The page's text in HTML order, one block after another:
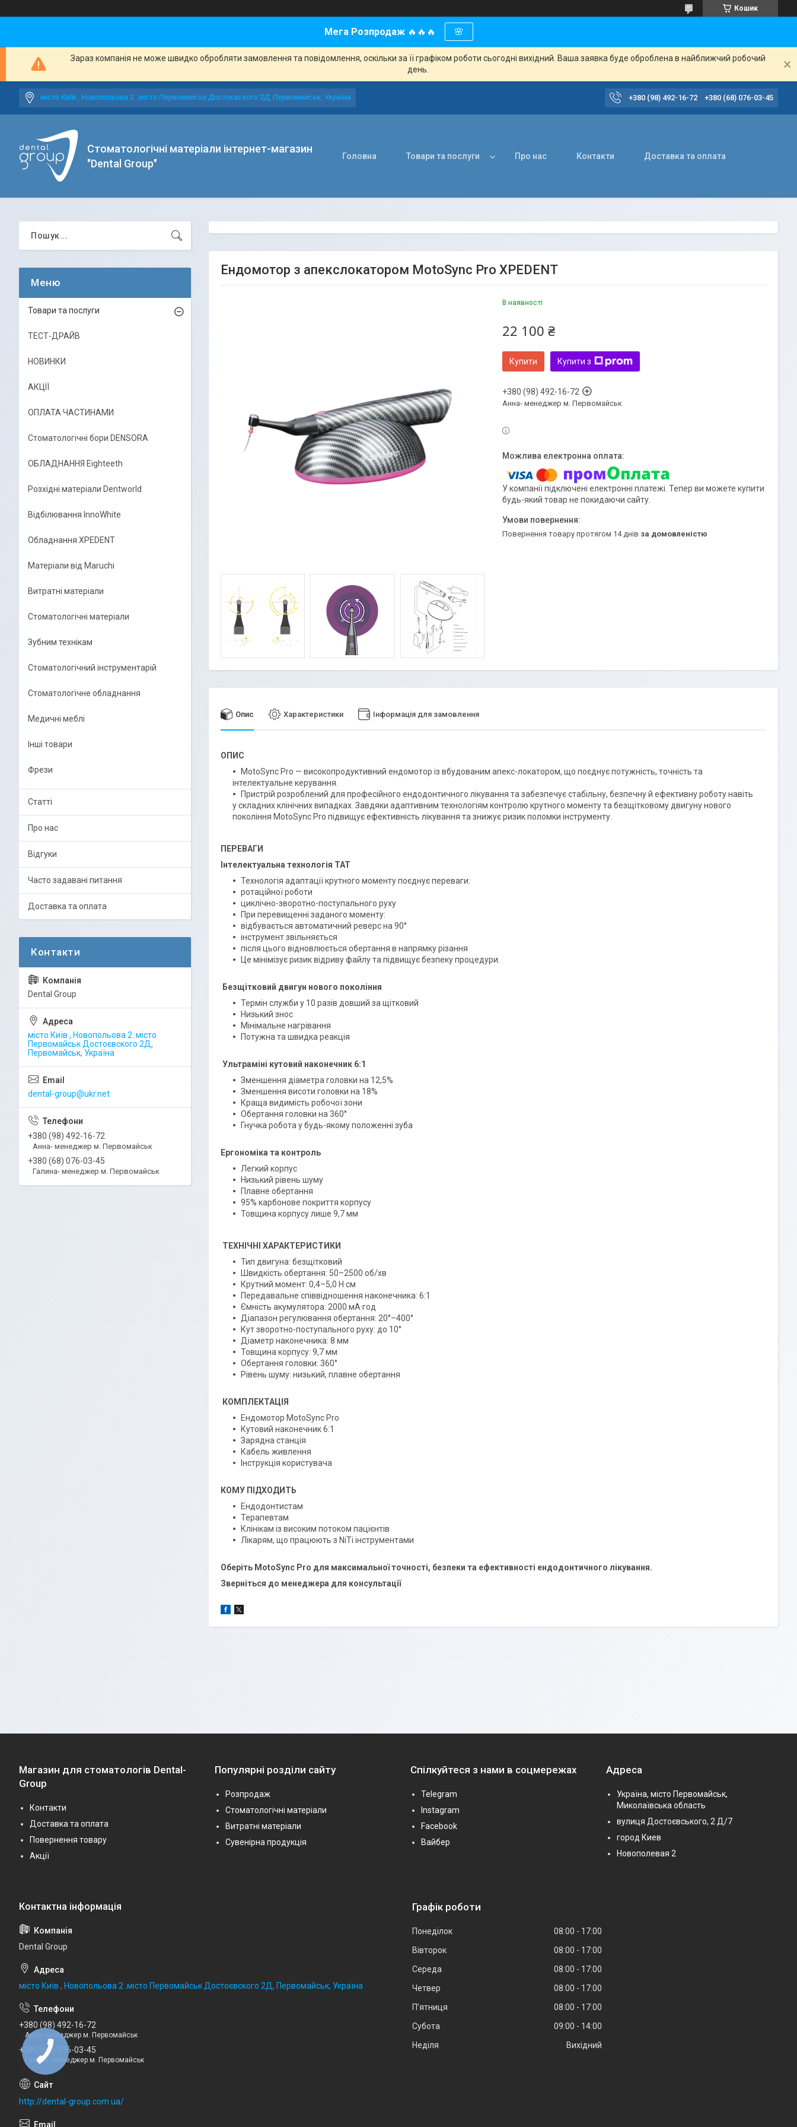
Кошик
Мега Розпродаж 🔥🔥🔥 🌸
Зараз компанія не може швидко обробляти замовлення та повідомлення, оскільки за її графіком роботи сьогодні вихідний. Ваша заявка буде оброблена в найближчий робочий
день.
місто Київ , Новопольова 2 .місто Первомайськ Достоєвского 2Д, Первомайськ, Україна +380 (98) 492-16-72 +380 (68) 076-03-45
Стоматологічні матеріали інтернет-магазин
"Dental Group"
Головна Товари та послуги Про нас Контакти Доставка та оплата
Ендомотор з апекслокатором MotoSync Pro XPEDENT
В наявності
22 100 ₴
Купити Купити з
+380 (98) 492-16-72
Анна- менеджер м. Первомайськ
У компанії підключені електронні платежі. Тепер ви можете купити
будь-який товар не покидаючи сайту.
повернення товару протягом 14 днів за домовленістю
Опис Характеристики Інформація для замовлення
ОПИС
MotoSync Pro — високопродуктивний ендомотор із вбудованим апекс-локатором, що поєднує потужність, точність та
інтелектуальне керування.
Пристрій розроблений для професійного ендодонтичного лікування та забезпечує стабільну, безпечну й ефективну роботу навіть
у складних клінічних випадках. Завдяки адаптивним технологіям контролю крутного моменту та безщітковому двигуну нового
покоління MotoSync Pro підвищує ефективність лікування та знижує ризик поломки інструменту.
ПЕРЕВАГИ
Інтелектуальна технологія TAT
Технологія адаптації крутного моменту поєднує переваги:
ротаційної роботи
циклічно-зворотно-поступального руху
При перевищенні заданого моменту:
відбувається автоматичний реверс на 90°
інструмент звільняється
після цього відновлюється обертання в напрямку різання
Це мінімізує ризик відриву файлу та підвищує безпеку процедури.
Безщітковий двигун нового покоління
Термін служби у 10 разів довший за щітковий
Низький знос
Мінімальне нагрівання
Потужна та швидка реакція
Ультраміні кутовий наконечник 6:1
Зменшення діаметра головки на 12,5%
Зменшення висоти головки на 18%
Краща видимість робочої зони
Обертання головки на 360°
Гнучка робота у будь-якому положенні зуба
Ергономіка та контроль
Легкий корпус
Низький рівень шуму
Плавне обертання
95% карбонове покриття корпусу
Товщина корпусу лише 9,7 мм
ТЕХНІЧНІ ХАРАКТЕРИСТИКИ
Тип двигуна: безщітковий
Швидкість обертання: 50–2500 об/хв
Крутний момент: 0,4–5,0 Н·см
Передавальне співвідношення наконечника: 6:1
Ємність акумулятора: 2000 мА·год
Діапазон регулювання обертання: 20°–400°
Кут зворотно-поступального руху: до 10°
Діаметр наконечника: 8 мм
Товщина корпусу: 9,7 мм
Обертання головки: 360°
Рівень шуму: низький, плавне обертання
КОМПЛЕКТАЦІЯ
Ендомотор MotoSync Pro
Кутовий наконечник 6:1
Зарядна станція
Кабель живлення
Інструкція користувача
КОМУ ПІДХОДИТЬ
Ендодонтистам
Терапевтам
Клінікам із високим потоком пацієнтів
Лікарям, що працюють з NiTi інструментами
Оберіть MotoSync Pro для максимальної точності, безпеки та ефективності ендодонтичного лікування.
Зверніться до менеджера для консультації
Товари та послуги
ТЕСТ-ДРАЙВ
НОВИНКИ
АКЦІЇ
ОПЛАТА ЧАСТИНАМИ
Стоматологічні бори DENSORA
ОБЛАДНАННЯ Eighteeth
Розхідні матеріали Dentworld
Відбілювання InnoWhite
Обладнання XPEDENT
Матеріали від Maruchi
Витратні матеріали
Стоматологічні матеріали
Зубним технікам
Стоматологічний інструментарій
Стоматологічне обладнання
Медичні меблі
Інші товари
Фрези
Статті
Про нас
Відгуки
Часто задавані питання
Доставка та оплата
Dental Group
місто Київ , Новопольова 2 .місто
Первомайськ Достоєвского 2Д,
Первомайськ, Україна
dental-group@ukr.net
+380 (98) 492-16-72
Анна- менеджер м. Первомайськ
+380 (68) 076-03-45
Галина- менеджер м. Первомайськ
Магазин для стоматологів Dental-
Group
Контакти
Доставка та оплата
Повернення товару
Акції
Популярні розділи сайту
Розпродаж
Стоматологічні матеріали
Витратні матеріали
Сувенірна продукція
Спілкуйтеся з нами в соцмережах
Telegram
Instagram
Facebook
Вайбер
Адреса
Україна, місто Первомайськ,
Миколаївська область
вулиця Достоєвського, 2 Д/7
город Киев
Новополевая 2
Dental Group
місто Київ , Новопольова 2 .місто Первомайськ Достоєвского 2Д, Первомайськ, Україна
+380 (98) 492-16-72
Анна- менеджер м. Первомайськ
+380 (68) 076-03-45
Галина- менеджер м. Первомайськ
http://dental-group.com.ua/
Графік роботи
Понеділок 08:00
17:00
Вівторок
08:00
17:00
Середа
08:00
17:00
Четвер
08:00
17:00
Пʼятниця
08:00
17:00
Субота
09:00
14:00
Неділя
Вихідний